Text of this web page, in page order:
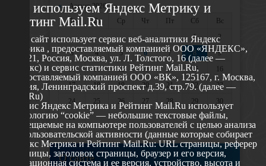
«Август 2026 »
Пн
Вт Ср Чт Пт Сб
Вс
1
2
3
4 5 6 7 8
9
10
11 12 13 14 15
16
17
18 19 20 21 22
23
24
25 26 27 28 29
30
31
О сайте
Мы используем Яндекс Метрику и
Рейтинг Mail.Ru
Этот сайт использует сервис веб-аналитики Яндекс
Метрика , предоставляемый компанией ООО «ЯНДЕКС»,
119021, Россия, Москва, ул. Л. Толстого, 16 (далее —
Яндекс) и сервис статистики Рейтинг Mail.Ru,
предоставляемый компанией ООО «ВК», 125167, г. Москва,
Россия, Ленинградский проспект д.39, стр.79. (далее —
Mail.Ru)
Сервис Яндекс Метрика и Рейтинг Mail.Ru использует
технологию “cookie” — небольшие текстовые файлы,
размещаемые на компьютере пользователей с целью анализа
их пользовательской активности (данные которые собирает
Яндекс Метрика и Рейтинг Mail.Ru: URL страницы, реферер
страницы, заголовок страницы, браузер и его версия,
операционная система и ее версия, устройство, высота и